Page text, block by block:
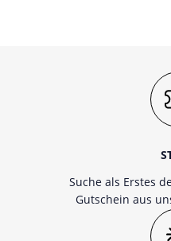
Suche als Erstes
Gutschein aus